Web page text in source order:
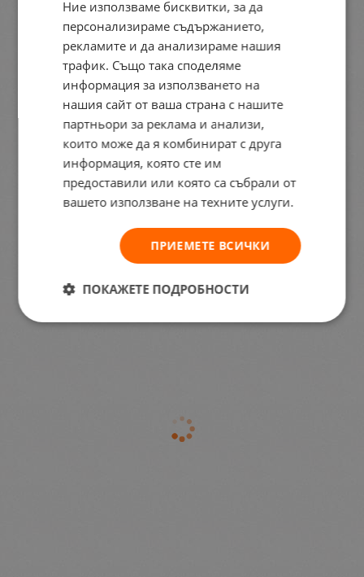
Ние използваме бисквитки, за да
персонализираме съдържанието,
рекламите и да анализираме нашия
трафик. Също така споделяме
информация за използването на
нашия сайт от ваша страна с нашите
партньори за реклама и анализи,
които може да я комбинират с друга
информация, която сте им
предоставили или която са събрали от
вашето използване на техните услуги.
ПРИЕМЕТЕ ВСИЧКИ
ПОКАЖЕТЕ ПОДРОБНОСТИ